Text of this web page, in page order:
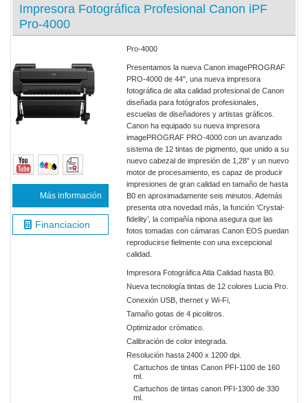
Impresora Fotográfica Profesional Canon iPF
Pro-4000
Más información
Financiacion
Pro-4000
Presentamos la nueva Canon imagePROGRAF
PRO-4000 de 44", una nueva impresora
fotográfica de alta calidad profesional de Canon
diseñada para fotógrafos profesionales,
escuelas de diseñadores y artistas gráficos.
Canon ha equipado su nueva impresora
imagePROGRAF PRO-4000 con un avanzado
sistema de 12 tintas de pigmento, que unido a su
nuevo cabezal de impresión de 1,28” y un nuevo
motor de procesamiento, es capaz de producir
impresiones de gran calidad en tamaño de hasta
B0 en aproximadamente seis minutos. Además
presenta otra novedad más, la función ‘Crystal-
fidelity’, la compañía nipona asegura que las
fotos tomadas con cámaras Canon EOS puedan
reproducirse fielmente con una excepcional
calidad.
Impresora Fotográfica Atla Calidad hasta B0.
Nueva tecnología tintas de 12 colores Lucia Pro.
Conexión USB, thernet y Wi-Fi,
Tamaño gotas de 4 picolitros.
Optimizador crómatico.
Calibración de color integrada.
Resolución hasta 2400 x 1200 dpi.
Cartuchos de tintas Canon PFI-1100 de 160
ml.
Cartuchos de tintas canon PFI-1300 de 330
ml.